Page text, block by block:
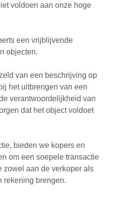
voldoen aan onze hoge
een vrijblijvende
objecten.
van een beschrijving op
het uitbrengen van een
verantwoordelijkheid van
dat het object voldoet
bieden we kopers en
om een soepele transactie
zowel aan de verkoper als
rekening brengen.